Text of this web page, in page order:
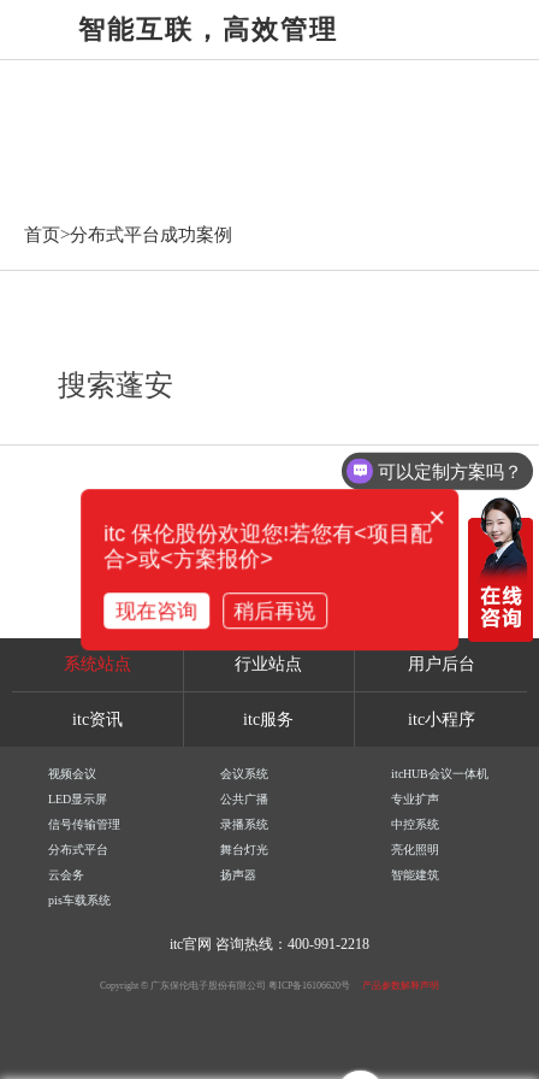
智能互联，高效管理
首页>分布式平台成功案例
搜索蓬安
系统站点 行业站点 用户后台
itc资讯 itc服务 itc小程序
视频会议 会议系统
itcHUB会议一体机
LED显示屏
公共广播
专业扩声
信号传输管理
录播系统
中控系统
分布式平台
舞台灯光
亮化照明
云会务
扬声器
智能建筑
pis车载系统
itc官网 咨询热线：400-991-2218
Copyright © 广东保伦电子股份有限公司 粤ICP备16106620号 产品参数解释声明
可以定制方案吗？
×
itc 保伦股份欢迎您!若您有<项目配
合>或<方案报价>
现在咨询 稍后再说